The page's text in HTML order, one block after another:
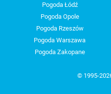
Pogoda Łódź
Pogoda Opole
Pogoda Rzeszów
Pogoda Warszawa
Pogoda Zakopane
© 1995-